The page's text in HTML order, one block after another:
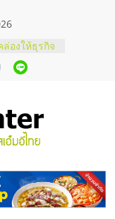
องให้ธุรกิจ
ารสถานี
บคู่แฟรน
พร้อม
ยที่ไหนดี?
และตอบ